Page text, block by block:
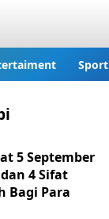
Sport
5 September
4 Sifat
Bagi Para